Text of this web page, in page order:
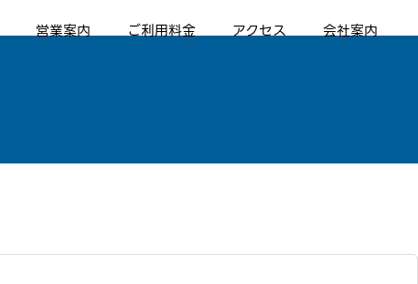
営業案内 ご利用料金 アクセス 会社案内